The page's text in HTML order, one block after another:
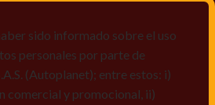
de datos de acuerdo a las
de los titulares de Datos
de satisfacción, vi) reportes
sido informado sobre el uso
personales por parte de
(Autoplanet); entre estos: i)
comercial y promocional, ii)